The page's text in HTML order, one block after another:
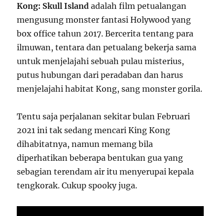
Kong: Skull Island adalah film petualangan
mengusung monster fantasi Holywood yang
box office tahun 2017. Bercerita tentang para
ilmuwan, tentara dan petualang bekerja sama
untuk menjelajahi sebuah pulau misterius,
putus hubungan dari peradaban dan harus
menjelajahi habitat Kong, sang monster gorila.
Tentu saja perjalanan sekitar bulan Februari
2021 ini tak sedang mencari King Kong
dihabitatnya, namun memang bila
diperhatikan beberapa bentukan gua yang
sebagian terendam air itu menyerupai kepala
tengkorak. Cukup spooky juga.